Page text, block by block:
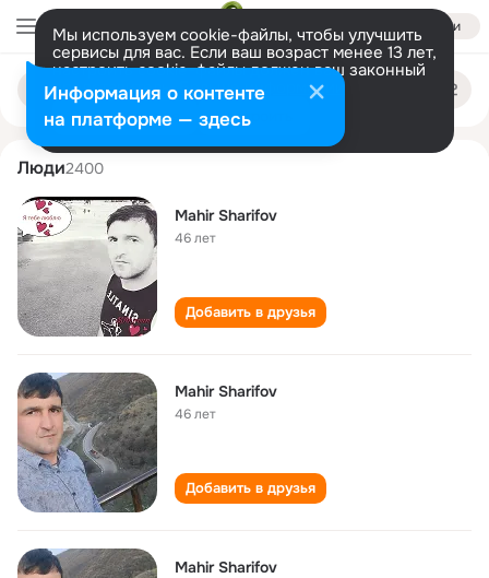
Войти
Мы используем cookie-файлы, чтобы улучшить
сервисы для вас. Если ваш возраст менее 13 лет,
настроить cookie-файлы должен ваш законный
представитель. Больше информации
Разрешить все Настроить
Поиск
людям
makhir sharifov
Люди2400
Mahir Sharifov
46 лет
Добавить в друзья
Mahir Sharifov
46 лет
Добавить в друзья
Mahir Sharifov
Информация о контенте
на платформе — здесь